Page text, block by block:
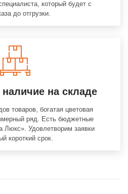
который будет с
до отгрузки.
на складе
товаров, богатая цветовая
ряд. Есть бюджетные
Люкс». Удовлетворим заявки
короткий срок.